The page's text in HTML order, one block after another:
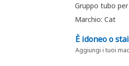
Gruppo tubo
Marchio: Cat
È idoneo o
Aggiungi i tuoi